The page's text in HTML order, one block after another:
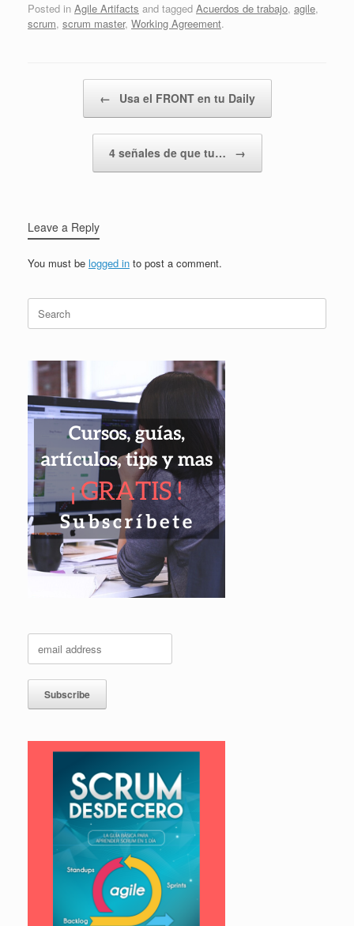
Posted in Agile Artifacts and tagged Acuerdos de trabajo, agile,
scrum, scrum master, Working Agreement.
← Usa el FRONT en tu Daily
4 señales de que tu… →
Leave a Reply
You must be logged in to post a comment.
for: